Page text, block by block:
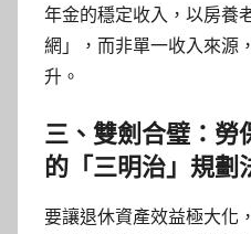
年金的穩定收入，以房養
網」，而非單一收入來源
升。
三、雙劍合璧：勞
的「三明治」規劃
要讓退休資產效益極大化